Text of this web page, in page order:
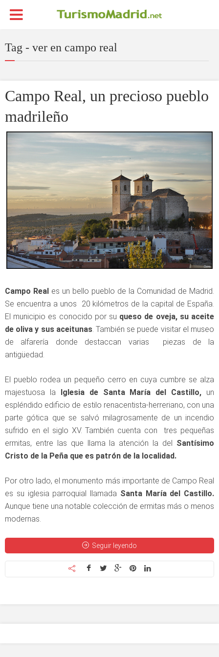
Tag - ver en campo real
Campo Real, un precioso pueblo
madrileño
Campo Real es un bello pueblo de la Comunidad de Madrid.
Se encuentra a unos 20 kilómetros de la capital de España.
El municipio es conocido por su queso de oveja, su aceite
de oliva y sus aceitunas. También se puede visitar el museo
de alfarería donde destaccan varias piezas de la
antigüedad.
El pueblo rodea un pequeño cerro en cuya cumbre se alza
majestuosa la Iglesia de Santa María del Castillo, un
espléndido edificio de estilo renacentista-herreriano, con una
parte gótica que se salvó milagrosamente de un incendio
sufrido en el siglo XV. También cuenta con tres pequeñas
ermitas, entre las que llama la atención la del Santísimo
Cristo de la Peña que es patrón de la localidad.
Por otro lado, el monumento más importante de Campo Real
es su iglesia parroquial llamada Santa María del Castillo.
Aunque tiene una notable colección de ermitas más o menos
modernas.
Seguir leyendo